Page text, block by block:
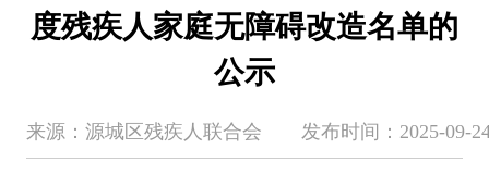
度残疾人家庭无障碍改造名单的
公示
来源：源城区残疾人联合会 发布时间：2025-09-24